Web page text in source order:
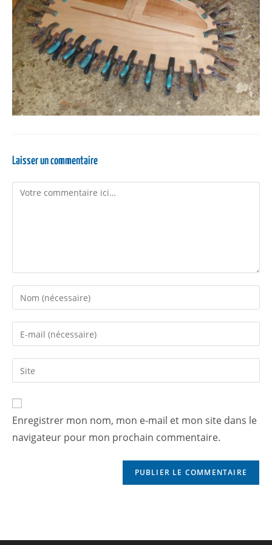
Laisser un commentaire
Enregistrer mon nom, mon e-mail et mon site dans le
navigateur pour mon prochain commentaire.